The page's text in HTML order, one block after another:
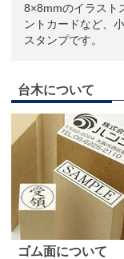
8×8mmのイラスト
ントカードなど、
スタンプです。
台木について
ゴム面について